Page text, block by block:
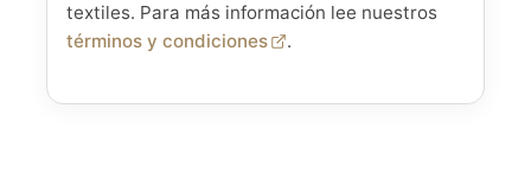
textiles. Para más información lee nuestros
términos y condiciones
.